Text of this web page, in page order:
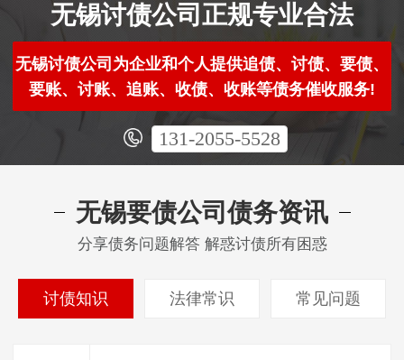
无锡讨债公司正规专业合法
无锡讨债公司为企业和个人提供追债、讨债、要债、
要账、讨账、追账、收债、收账等债务催收服务!
131-2055-5528
无锡要债公司债务资讯
分享债务问题解答 解惑讨债所有困惑
讨债知识 法律常识 常见问题